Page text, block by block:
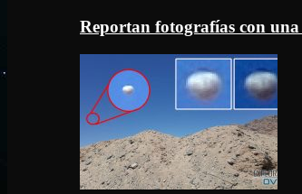
Reportan fotografías con